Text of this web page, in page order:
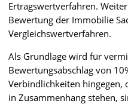
Ertragswertverfahren.
Bewertung der Immobilie
Vergleichswertverfahren.
Als Grundlage wird für
Bewertungsabschlag von
Verbindlichkeiten
in Zusammenhang stehen,